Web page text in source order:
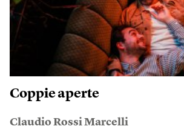
Coppie aperte
Claudio Rossi Marcelli